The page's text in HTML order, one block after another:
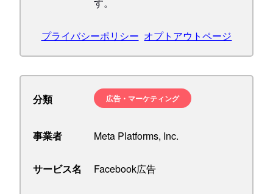
プライバシーポリシー オプトアウトページ
分類 広告・マーケティング
事業者 Meta Platforms, Inc.
サービス名 Facebook広告